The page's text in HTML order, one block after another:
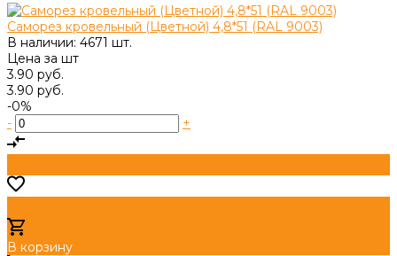
Саморез кровельный (Цветной) 4,8*51 (RAL 9003)
В наличии: 4671 шт.
Цена за шт
3.90 руб.
3.90 руб.
-0%
-
+
В корзину